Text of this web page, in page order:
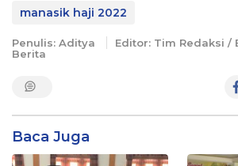
manasik haji 2022
Penulis: Aditya Editor: Tim Redaksi /
Berita
Baca Juga